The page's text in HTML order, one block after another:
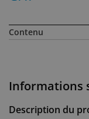
Informations
Description du
Contenu